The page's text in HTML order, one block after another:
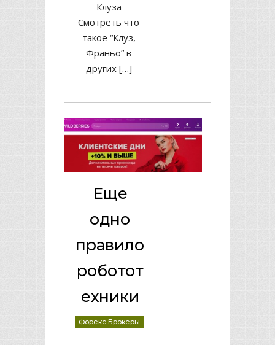
Клуза
Смотреть что
такое “Клуз,
Франьо” в
других […]
Еще
одно
правило
роботот
ехники
Форекс Брокеры
-